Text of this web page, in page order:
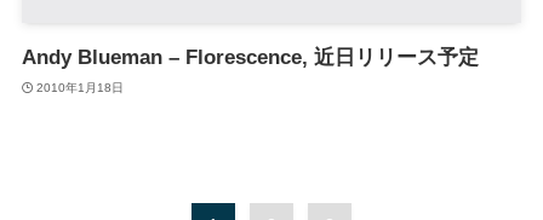
Andy Blueman – Florescence, 近日リリース予定
2010年1月18日